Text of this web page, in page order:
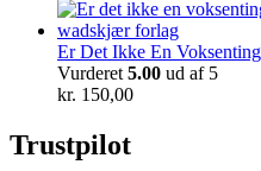
Er Det Ikke En
Vurderet 5.00 ud af 5
kr. 150,00
Trustpilot